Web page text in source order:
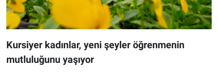
Kursiyer kadınlar, yeni şeyler öğrenmenin
mutluluğunu yaşıyor